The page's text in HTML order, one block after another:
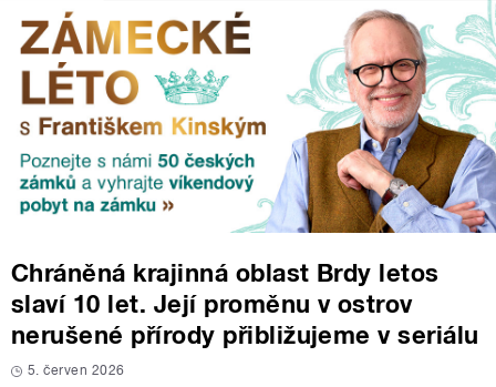
Chráněná krajinná oblast Brdy letos
slaví 10 let. Její proměnu v ostrov
nerušené přírody přibližujeme v seriálu
5. červen 2026